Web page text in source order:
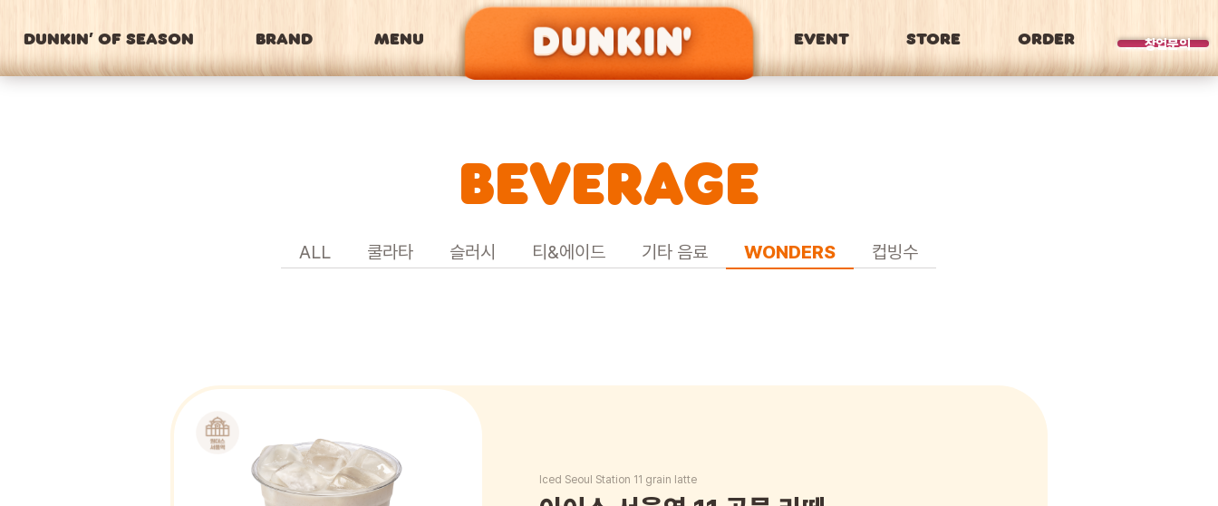
DUNKIN’ OF SEASON BRAND MENU EVENT STORE ORDER 창업문의
BRAND
BEVERAGE
ALL 쿨라타 슬러시 티&에이드 기타 음료 WONDERS 컵빙수
Iced Seoul Station 11 grain latte